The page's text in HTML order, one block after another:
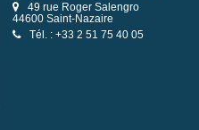
49 rue Roger Salengro
44600 Saint-Nazaire
Tél. : +33 2 51 75 40 05